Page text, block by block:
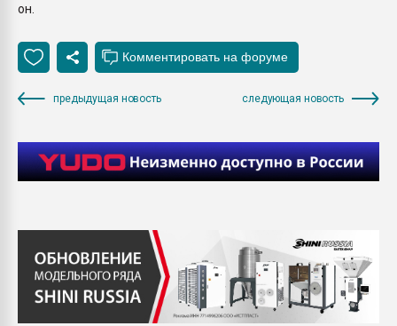
он.
предыдущая новость следующая новость